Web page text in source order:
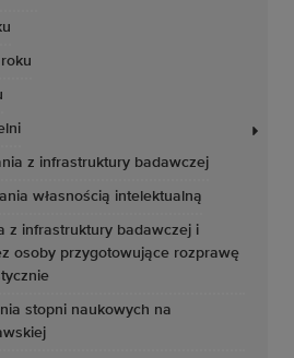
z infrastruktury badawczej
własnością intelektualną
z infrastruktury badawczej i
osoby przygotowujące rozprawę
stopni naukowych na